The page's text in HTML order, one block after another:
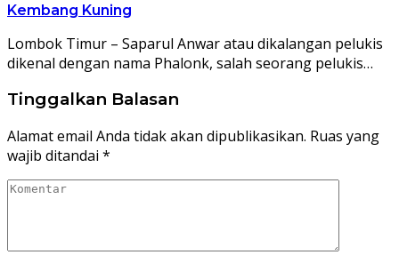
Kembang Kuning
Lombok Timur – Saparul Anwar atau dikalangan pelukis
dikenal dengan nama Phalonk, salah seorang pelukis…
Tinggalkan Balasan
Alamat email Anda tidak akan dipublikasikan. Ruas yang
wajib ditandai *